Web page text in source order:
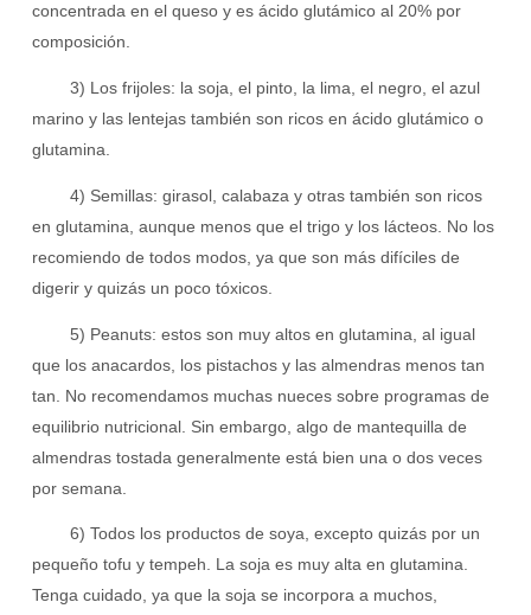
concentrada en el queso y es ácido glutámico al 20% por
composición.
3) Los frijoles: la soja, el pinto, la lima, el negro, el azul
marino y las lentejas también son ricos en ácido glutámico o
glutamina.
4) Semillas: girasol, calabaza y otras también son ricos
en glutamina, aunque menos que el trigo y los lácteos. No los
recomiendo de todos modos, ya que son más difíciles de
digerir y quizás un poco tóxicos.
5) Peanuts: estos son muy altos en glutamina, al igual
que los anacardos, los pistachos y las almendras menos tan
tan. No recomendamos muchas nueces sobre programas de
equilibrio nutricional. Sin embargo, algo de mantequilla de
almendras tostada generalmente está bien una o dos veces
por semana.
6) Todos los productos de soya, excepto quizás por un
pequeño tofu y tempeh. La soja es muy alta en glutamina.
Tenga cuidado, ya que la soja se incorpora a muchos,